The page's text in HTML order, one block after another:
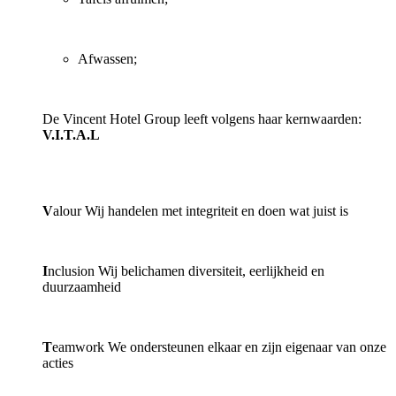
Afwassen;
De Vincent Hotel Group leeft volgens haar kernwaarden:
V.I.T.A.L
ValourWij handelen met integriteit en doen wat juist is
Inclusion Wij belichamen diversiteit, eerlijkheid en
duurzaamheid
Teamwork We ondersteunen elkaar en zijn eigenaar van onze
acties